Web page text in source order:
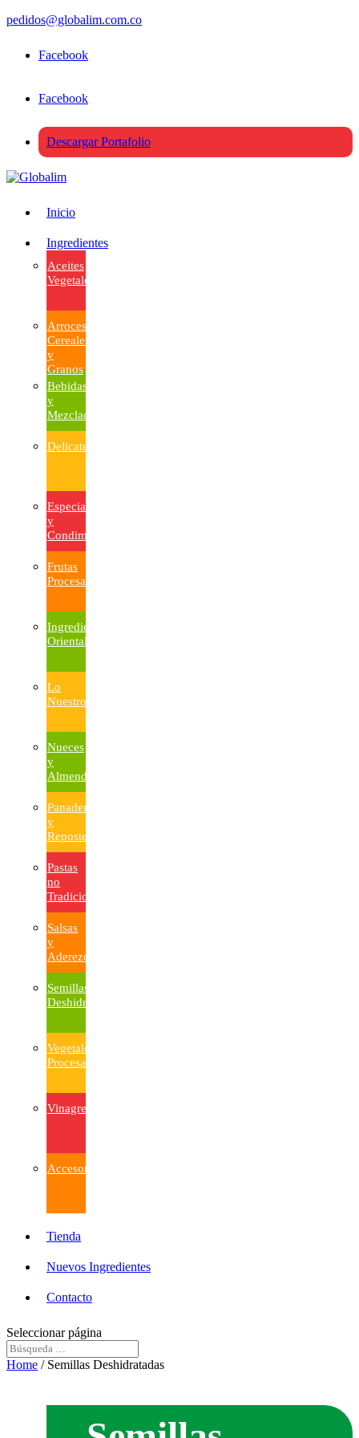
pedidos@globalim.com.co
Facebook
Facebook
Descargar Portafolio
Inicio
Ingredientes
Aceites
Vegetales
Arroces,
Cereales
y
Granos
Bebidas
y
Mezcladores
Delicatesen
Especias
y
Condimentos
Frutas
Procesadas
Ingredientes
Orientales
Lo
Nuestro
Nueces
y
Almendras
Panadería
y
Repostería
Pastas
no
Tradicionales
Salsas
y
Aderezos
Semillas
Deshidratadas
Vegetales
Procesados
Vinagres
Accesorios
Tienda
Nuevos Ingredientes
Contacto
Seleccionar página
Home / Semillas Deshidratadas